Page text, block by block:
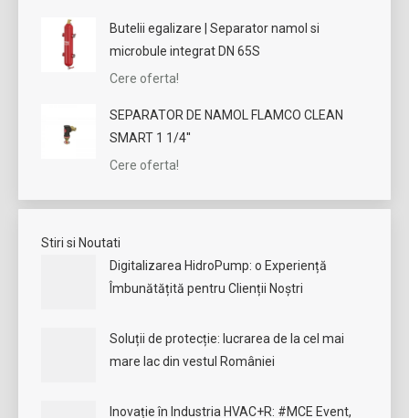
Butelii egalizare | Separator namol si
microbule integrat DN 65S
Cere oferta!
SEPARATOR DE NAMOL FLAMCO CLEAN
SMART 1 1/4''
Cere oferta!
Stiri si Noutati
Digitalizarea HidroPump: o Experiență
Îmbunătățită pentru Clienții Noștri
Soluții de protecție: lucrarea de la cel mai
mare lac din vestul României
Inovație în Industria HVAC+R: #MCE Event,